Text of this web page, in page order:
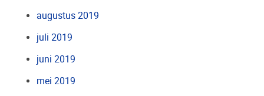
augustus 2019
juli 2019
juni 2019
mei 2019